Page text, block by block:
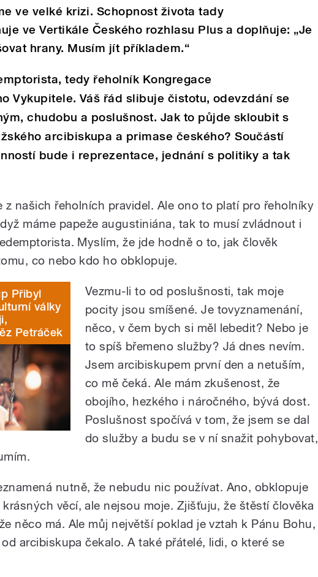
ve velké krizi. Schopnost života tady
ve Vertikále Českého rozhlasu Plus a doplňuje: „Je
hrany. Musím jít příkladem.“
tedy řeholník Kongregace
Vykupitele. Váš řád slibuje čistotu, odevzdání se
chudobu a poslušnost. Jak to půjde skloubit s
arcibiskupa a primase českého? Součástí
bude i reprezentace, jednání s politiky a tak
z našich řeholních pravidel. Ale ono to platí pro řeholníky
máme papeže augustiniána, tak to musí zvládnout i
Myslím, že jde hodně o to, jak člověk
co nebo kdo ho obklopuje.
Přibyl
války
Petráček
Vezmu-li to od poslušnosti, tak moje
pocity jsou smíšené. Je tovyznamenání,
něco, v čem bych si měl lebedit? Nebo je
to spíš břemeno služby? Já dnes nevím.
Jsem arcibiskupem první den a netuším,
co mě čeká. Ale mám zkušenost, že
obojího, hezkého i náročného, bývá dost.
Poslušnost spočívá v tom, že jsem se dal
do služby a budu se v ní snažit pohybovat,
nutně, že nebudu nic používat. Ano, obklopuje
věcí, ale nejsou moje. Zjišťuju, že štěstí člověka
něco má. Ale můj největší poklad je vztah k Pánu Bohu,
arcibiskupa čekalo. A také přátelé, lidi, o které se